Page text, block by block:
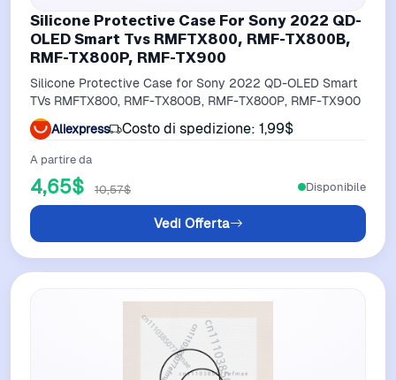
Silicone Protective Case For Sony 2022 QD-
OLED Smart Tvs RMFTX800, RMF-TX800B,
RMF-TX800P, RMF-TX900
Silicone Protective Case for Sony 2022 QD-OLED Smart
TVs RMFTX800, RMF-TX800B, RMF-TX800P, RMF-TX900
Aliexpress
Costo di spedizione: 1,99$
A partire da
4,65$ 10,57$
Vedi Offerta
Disponibile